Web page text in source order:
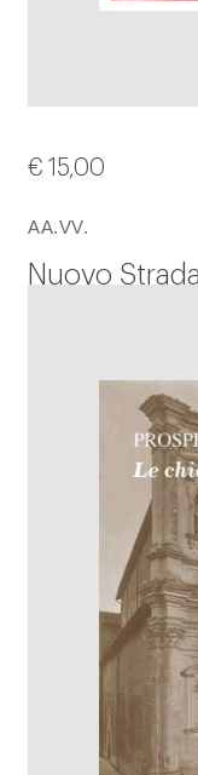
AA.VV.
Nuovo
€ 15,00